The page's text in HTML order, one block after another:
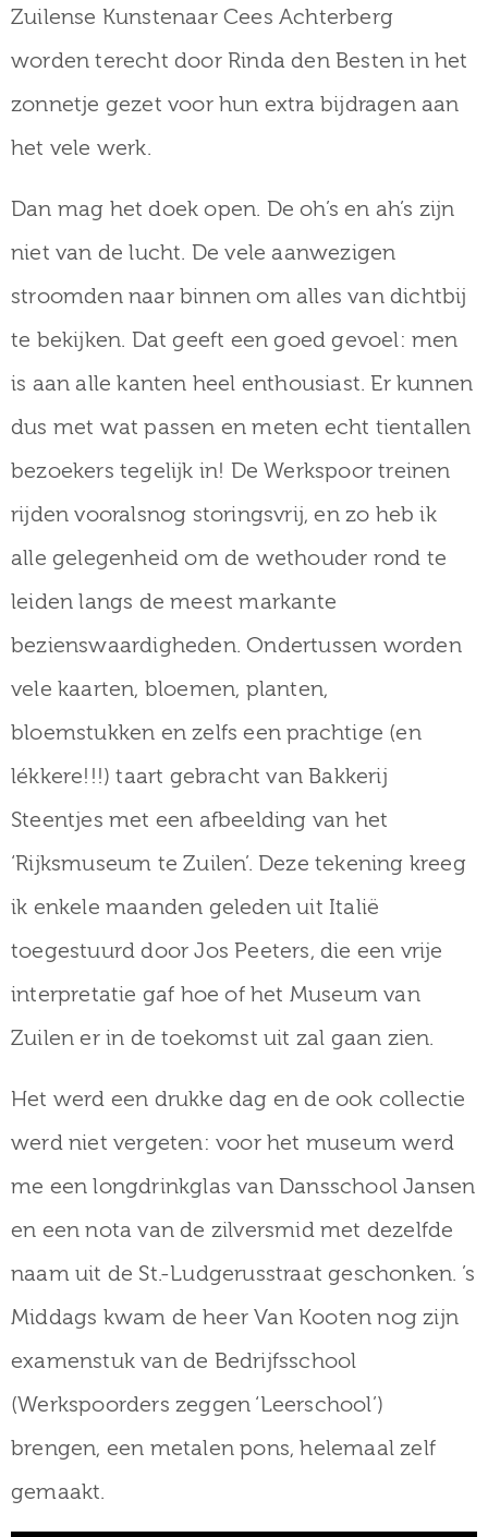
Zuilense Kunstenaar Cees Achterberg
worden terecht door Rinda den Besten in het
zonnetje gezet voor hun extra bijdragen aan
het vele werk.
Dan mag het doek open. De oh’s en ah’s zijn
niet van de lucht. De vele aanwezigen
stroomden naar binnen om alles van dichtbij
te bekijken. Dat geeft een goed gevoel: men
is aan alle kanten heel enthousiast. Er kunnen
dus met wat passen en meten echt tientallen
bezoekers tegelijk in! De Werkspoor treinen
rijden vooralsnog storingsvrij, en zo heb ik
alle gelegenheid om de wethouder rond te
leiden langs de meest markante
bezienswaardigheden. Ondertussen worden
vele kaarten, bloemen, planten,
bloemstukken en zelfs een prachtige (en
lékkere!!!) taart gebracht van Bakkerij
Steentjes met een afbeelding van het
‘Rijksmuseum te Zuilen’. Deze tekening kreeg
ik enkele maanden geleden uit Italië
toegestuurd door Jos Peeters, die een vrije
interpretatie gaf hoe of het Museum van
Zuilen er in de toekomst uit zal gaan zien.
Het werd een drukke dag en de ook collectie
werd niet vergeten: voor het museum werd
me een longdrinkglas van Dansschool Jansen
en een nota van de zilversmid met dezelfde
naam uit de St.-Ludgerusstraat geschonken. ’s
Middags kwam de heer Van Kooten nog zijn
examenstuk van de Bedrijfsschool
(Werkspoorders zeggen ‘Leerschool’)
brengen, een metalen pons, helemaal zelf
gemaakt.